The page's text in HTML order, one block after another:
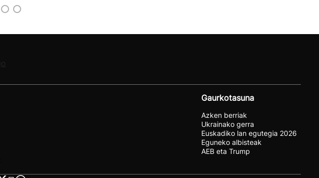
Gaurkotasuna
Azken berriak
Ukrainako gerra
Euskadiko lan egutegia 2026
Eguneko albisteak
AEB eta Trump